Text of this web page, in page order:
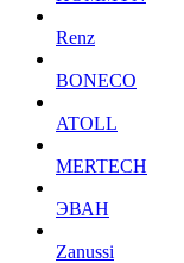
Renz
BONECO
ATOLL
MERTECH
ЭВАН
Zanussi